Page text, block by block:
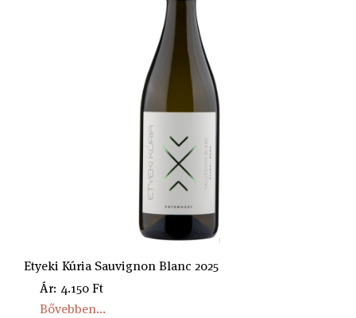
Etyeki Kúria Sauvignon Blanc 2025
Ár: 4.150 Ft
Bővebben...